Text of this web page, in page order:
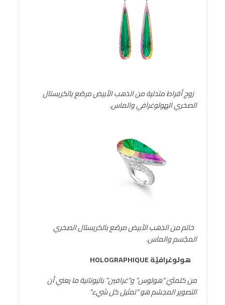
زوج أقراط متدلية من الذهب الأبيض مرصّع بالكريستال
الصخري الهولوغرافي والماس.
خاتم من الذهب الأبيض مرصّع بالكريستال الصخري
المجّسم والماس.
هولوغرافيّةHOLOGRAPHIQUE
من كلمتَيْ “هولوس” و”غرافين” باليونانية ما يعني أن
التصوير المجسّم هو “تمثيل كل شيء”